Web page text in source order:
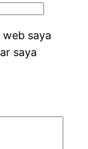
web saya
saya